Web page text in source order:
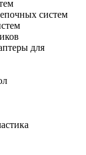
систем
для